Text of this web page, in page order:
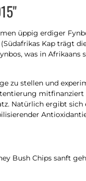
üppig erdiger
Kap trägt
was in
zu stellen und
Natürlich ergibt sich
Bush Chips sanft